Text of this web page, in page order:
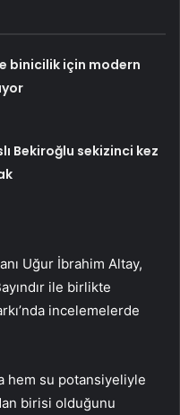
binicilik için modern
Bekiroğlu sekizinci kez
Uğur İbrahim Altay,
ile birlikte
incelemelerde
hem su potansiyeliyle
birisi olduğunu